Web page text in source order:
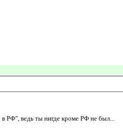
в РФ", ведь ты нигде кроме РФ не был...